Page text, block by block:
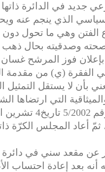
جديد في الدائرة
الذي ينجم عنه
الفتن وهي ما تحول
صحته وصدقيته بحال
فوز المرشح غسان
الفقرة (ي) من مقدمة
بأن لا يستقل
التي ارتضاها
أعاد المجلس الكرّة
عن مقعد سني في دائرة
أنه بعد إعادة احتساب